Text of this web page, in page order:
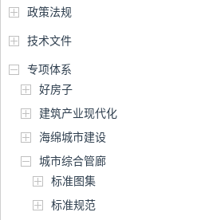
政策法规
技术文件
专项体系
好房子
建筑产业现代化
海绵城市建设
城市综合管廊
标准图集
标准规范